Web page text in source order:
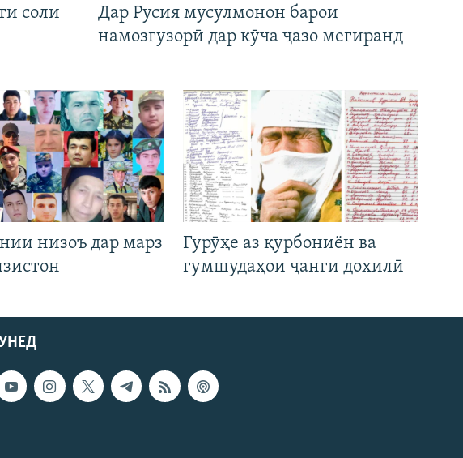
соли
Дар Русия мусулмонон барои
намозгузорӣ дар кӯча ҷазо мегиранд
низоъ дар марз
Гурӯҳе аз қурбониён ва
гумшудаҳои ҷанги дохилӣ